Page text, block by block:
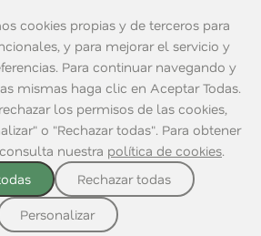
cookies propias y de terceros para
y para mejorar el servicio y
Para continuar navegando y
mismas haga clic en Aceptar Todas.
los permisos de las cookies,
o "Rechazar todas". Para obtener
nuestra política de cookies.
Rechazar todas
Personalizar
Bowls